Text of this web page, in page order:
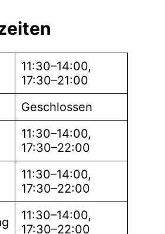
11:30–14:00,
17:30–21:00
Geschlossen
11:30–14:00,
17:30–22:00
11:30–14:00,
17:30–22:00
11:30–14:00,
17:30–22:00